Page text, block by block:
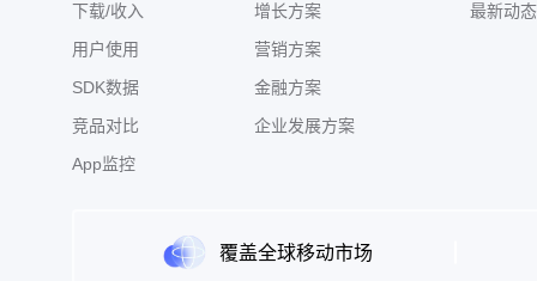
下载/收入
用户使用
SDK数据
竞品对比
App监控
增长方案
营销方案
金融方案
企业发展方案
最新动态
覆盖全球移动市场